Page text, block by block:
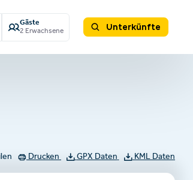
Gäste
2 Erwachsene
Unterkünfte
Drucken GPX Daten KML Daten